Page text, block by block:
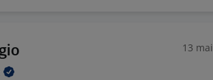
13 mai